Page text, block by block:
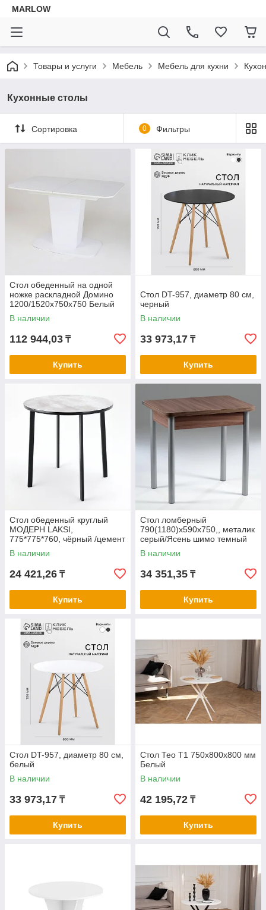
MARLOW
Товары и услуги Мебель Мебель для кухни
Кухонные столы
Сортировка 0 Фильтры
Стол обеденный на одной
ножке раскладной Домино
1200/1520х750х750 Белый
В наличии
112 944,03 ₸
Купить
Стол DT-957, диаметр 80 см,
черный
В наличии
33 973,17 ₸
Купить
Стол обеденный круглый
МОДЕРН LAKSI,
775*775*760, чёрный /цемент
В наличии
24 421,26 ₸
Купить
Стол ломберный
790(1180)х590х750,, металик
серый/Ясень шимо темный
В наличии
34 351,35 ₸
Купить
Стол DT-957, диаметр 80 см,
белый
В наличии
33 973,17 ₸
Купить
Стол Тео T1 750x800x800 мм
Белый
В наличии
42 195,72 ₸
Купить